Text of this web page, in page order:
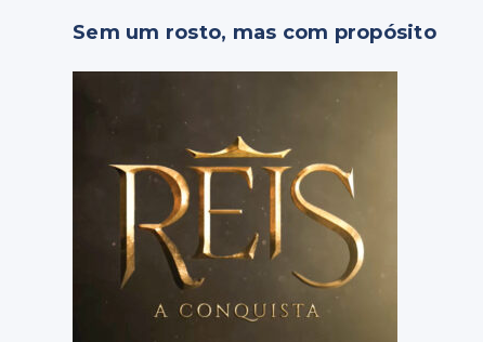
Sem um rosto, mas com propósito